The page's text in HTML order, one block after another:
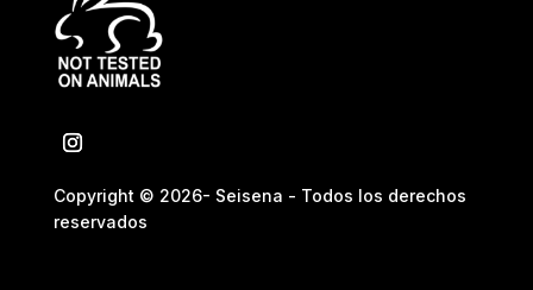
Copyright © 2026- Seisena - Todos los derechos
reservados